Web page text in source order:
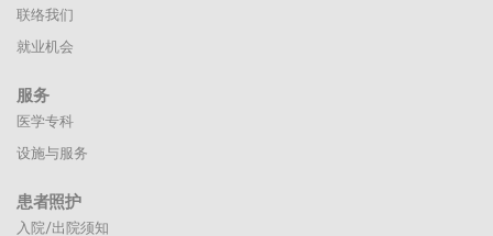
联络我们
就业机会
服务
医学专科
设施与服务
患者照护
入院/出院须知